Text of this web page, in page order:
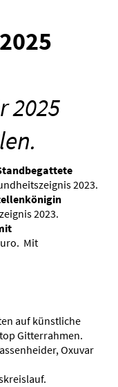
2025
2023.
2023.
Mit
auf künstliche
Gitterrahmen.
Oxuvar